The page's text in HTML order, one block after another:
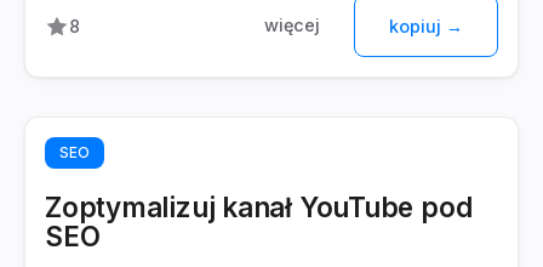
8 więcej kopiuj →
SEO
Zoptymalizuj kanał YouTube pod
SEO